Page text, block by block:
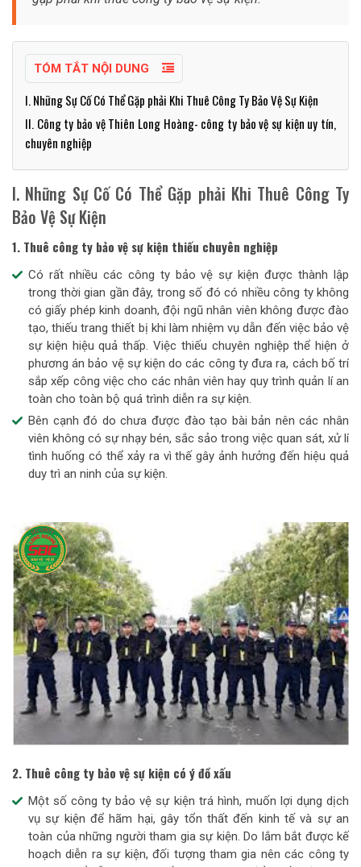
TÓM TẮT NỘI DUNG
I. Những Sự Cố Có Thể Gặp phải Khi Thuê Công Ty Bảo Vệ Sự Kiện
II. Công ty bảo vệ Thiên Long Hoàng- công ty bảo vệ sự kiện uy tín,
chuyên nghiệp
I. Những Sự Cố Có Thể Gặp phải Khi Thuê Công Ty
Bảo Vệ Sự Kiện
1. Thuê công ty bảo vệ sự kiện thiếu chuyên nghiệp
Có rất nhiều các công ty bảo vệ sự kiện được thành lập
trong thời gian gần đây, trong số đó có nhiều công ty không
có giấy phép kinh doanh, đội ngũ nhân viên không được đào
tạo, thiếu trang thiết bị khi làm nhiệm vụ dẫn đến việc bảo vệ
sự kiện hiệu quả thấp. Việc thiếu chuyên nghiệp thể hiện ở
phương án bảo vệ sự kiện do các công ty đưa ra, cách bố trí
sắp xếp công việc cho các nhân viên hay quy trình quản lí an
toàn cho toàn bộ quá trình diễn ra sự kiện.
Bên cạnh đó do chưa được đào tạo bài bản nên các nhân
viên không có sự nhạy bén, sắc sảo trong việc quan sát, xử lí
tình huống có thể xảy ra vì thế gây ảnh hưởng đến hiệu quả
duy trì an ninh của sự kiện.
2. Thuê công ty bảo vệ sự kiện có ý đồ xấu
Một số công ty bảo vệ sự kiện trá hình, muốn lợi dụng dịch
vụ sự kiện để hãm hại, gây tổn thất đến kinh tế và sự an
toàn của những người tham gia sự kiện. Do lắm bắt được kế
hoạch diễn ra sự kiện, đối tượng tham gia nên các công ty